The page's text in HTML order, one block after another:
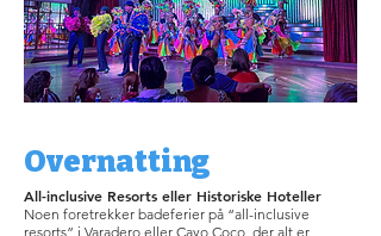
Overnatting
All-inclusive Resorts eller Historiske Hoteller
Noen foretrekker badeferier på “all-inclusive
resorts” i Varadero eller Cayo Coco, der alt er